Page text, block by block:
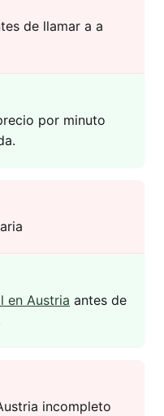
de llamar a a
por minuto
en Austria antes de
incompleto